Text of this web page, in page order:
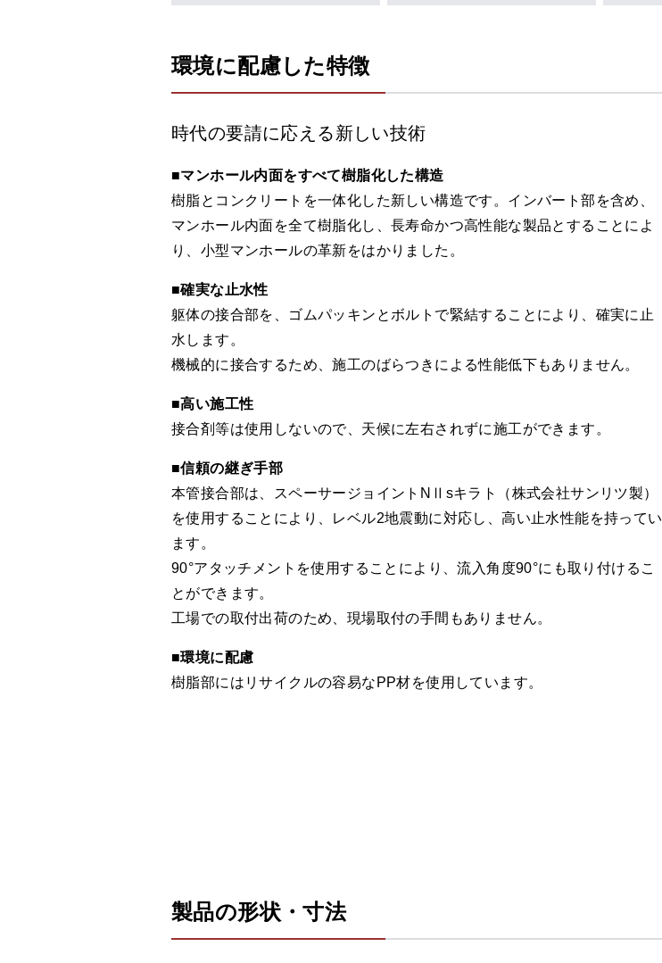
環境に配慮した特徴
時代の要請に応える新しい技術
■マンホール内面をすべて樹脂化した構造
樹脂とコンクリートを一体化した新しい構造です。インバート部を含め、
マンホール内面を全て樹脂化し、長寿命かつ高性能な製品とすることによ
り、小型マンホールの革新をはかりました。
■確実な止水性
躯体の接合部を、ゴムパッキンとボルトで緊結することにより、確実に止
水します。
機械的に接合するため、施工のばらつきによる性能低下もありません。
■高い施工性
接合剤等は使用しないので、天候に左右されずに施工ができます。
■信頼の継ぎ手部
本管接合部は、スペーサージョイントNⅡsキラト（株式会社サンリツ製）
を使用することにより、レベル2地震動に対応し、高い止水性能を持ってい
ます。
90°アタッチメントを使用することにより、流入角度90°にも取り付けるこ
とができます。
工場での取付出荷のため、現場取付の手間もありません。
■環境に配慮
樹脂部にはリサイクルの容易なPP材を使用しています。
製品の形状・寸法